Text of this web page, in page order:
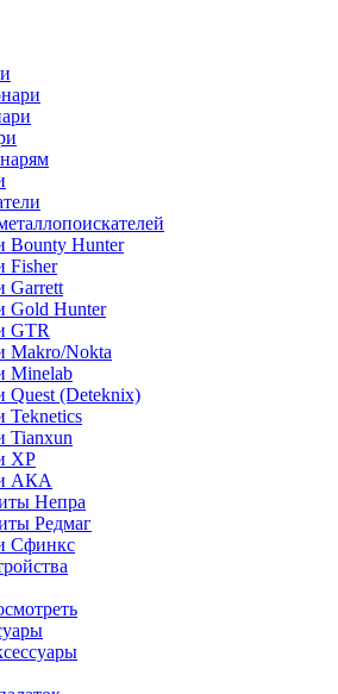
Bounty Hunter
Fisher
Garrett
Gold Hunter
GTR
Makro/Nokta
Minelab
Quest (Deteknix)
Teknetics
Tianxun
XP
АКА
Непра
Редмаг
Сфинкс